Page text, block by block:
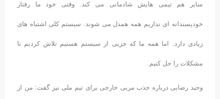
سایر هم تیمی هایش شادمانی می کند. وقتی خود ما رفتار
خودپسندانه ای نداریم همه همدل می شوند. سیستم کلی اشتباه های
زیادی دارد. اما همه ما که جزیی از سیستم هستیم تلاش کردیم تا
مشکلات را حل کنیم.
وحید رضایی درباره جذب مربی خارجی برای تیم ملی نیز گفت: من از